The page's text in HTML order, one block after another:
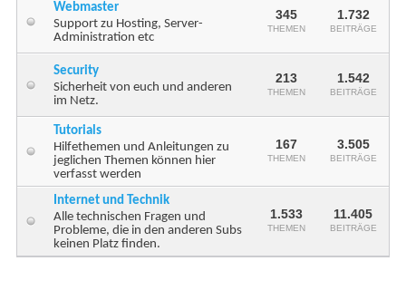
Webmaster
Support zu Hosting, Server-
Administration etc
345
THEMEN
1.732
BEITRÄGE
Security
Sicherheit von euch und anderen
im Netz.
213
THEMEN
1.542
BEITRÄGE
Tutorials
Hilfethemen und Anleitungen zu
jeglichen Themen können hier
verfasst werden
167
THEMEN
3.505
BEITRÄGE
Internet und Technik
Alle technischen Fragen und
Probleme, die in den anderen Subs
keinen Platz finden.
1.533
THEMEN
11.405
BEITRÄGE